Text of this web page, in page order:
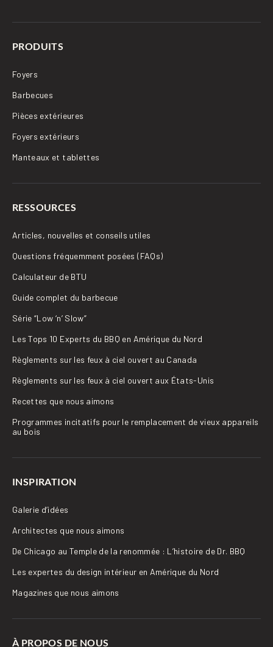
PRODUITS
Foyers
Barbecues
Pièces extérieures
Foyers extérieurs
Manteaux et tablettes
RESSOURCES
Articles, nouvelles et conseils utiles
Questions fréquemment posées (FAQs)
Calculateur de BTU
Guide complet du barbecue
Série “Low ‘n’ Slow”
Les Tops 10 Experts du BBQ en Amérique du Nord
Règlements sur les feux à ciel ouvert au Canada
Règlements sur les feux à ciel ouvert aux États-Unis
Recettes que nous aimons
Programmes incitatifs pour le remplacement de vieux appareils
au bois
INSPIRATION
Galerie d’idées
Architectes que nous aimons
De Chicago au Temple de la renommée : L’histoire de Dr. BBQ
Les expertes du design intérieur en Amérique du Nord
Magazines que nous aimons
À PROPOS DE NOUS